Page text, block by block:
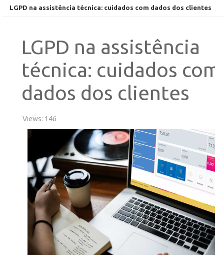
LGPD na assistência técnica: cuidados com dados dos clientes
LGPD na assistência
técnica: cuidados com
dados dos clientes
Views: 146